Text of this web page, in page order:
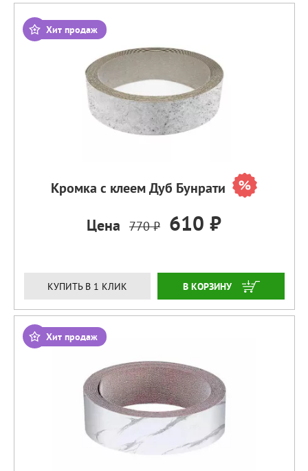
Хит продаж
Кромка с клеем Дуб Бунрати
Цена 770 ₽ 610 ₽
КУПИТЬ В 1 КЛИК ЗАКАЗАТЬ
Хит продаж